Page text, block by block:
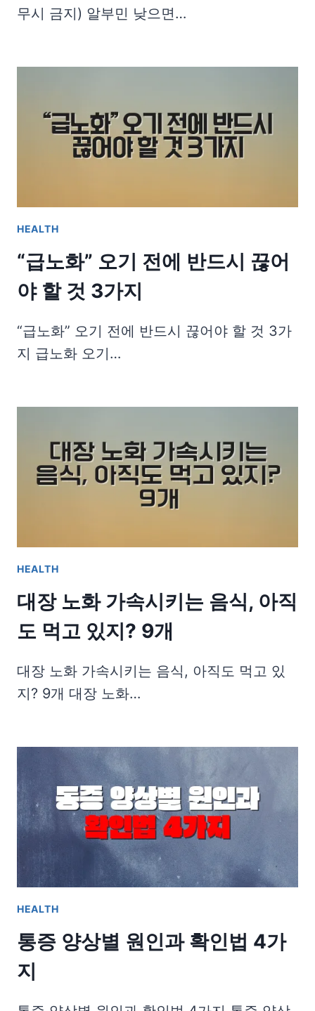
무시 금지) 알부민 낮으면…
HEALTH
“급노화” 오기 전에 반드시 끊어
야 할 것 3가지
“급노화” 오기 전에 반드시 끊어야 할 것 3가
지 급노화 오기…
HEALTH
대장 노화 가속시키는 음식, 아직
도 먹고 있지? 9개
대장 노화 가속시키는 음식, 아직도 먹고 있
지? 9개 대장 노화…
HEALTH
통증 양상별 원인과 확인법 4가
지